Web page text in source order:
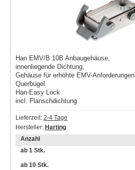
Han EMV/B 10B Anbaugehäuse,
innenliegende Dichtung,
Gehäuse für erhöhte EMV-Anforderungen
Querbügel
Han-Easy Lock
incl. Flanschdichtung
Lieferzeit: 2-4 Tage
Hersteller: Harting
Anzahl
ab 1 Stk.
ab 10 Stk.